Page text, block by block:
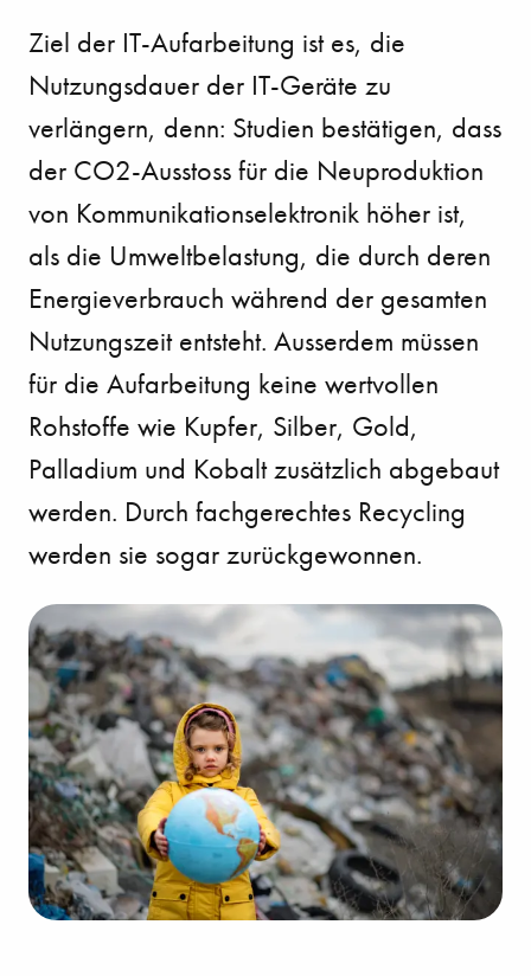
Ziel der IT-Aufarbeitung ist es, die
Nutzungsdauer der IT-Geräte zu
verlängern, denn: Studien bestätigen, dass
der CO2-Ausstoss für die Neuproduktion
von Kommunikationselektronik höher ist,
als die Umweltbelastung, die durch deren
Energieverbrauch während der gesamten
Nutzungszeit entsteht. Ausserdem müssen
für die Aufarbeitung keine wertvollen
Rohstoffe wie Kupfer, Silber, Gold,
Palladium und Kobalt zusätzlich abgebaut
werden. Durch fachgerechtes Recycling
werden sie sogar zurückgewonnen.